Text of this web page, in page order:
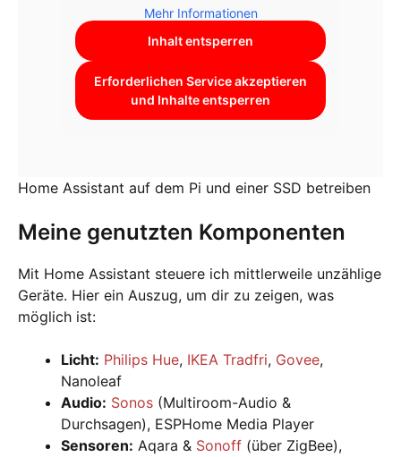
Mehr Informationen
Inhalt entsperren
Erforderlichen Service akzeptieren
und Inhalte entsperren
Home Assistant auf dem Pi und einer SSD betreiben
Meine genutzten Komponenten
Mit Home Assistant steuere ich mittlerweile unzählige
Geräte. Hier ein Auszug, um dir zu zeigen, was
möglich ist:
Licht: Philips Hue, IKEA Tradfri, Govee,
Nanoleaf
Audio: Sonos (Multiroom-Audio &
Durchsagen), ESPHome Media Player
Sensoren: Aqara & Sonoff (über ZigBee),